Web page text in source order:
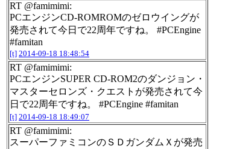
RT @famimimi:
PCエンジンCD-ROMROMのゼロウイングが
発売されて今日で22周年ですね。 #PCEngine
#famitan
[t] 2014-09-18 18:48:54
RT @famimimi:
PCエンジンSUPER CD-ROM2のダンジョン・
マスターセロンズ・クエストが発売されて今
日で22周年ですね。 #PCEngine #famitan
[t] 2014-09-18 18:49:07
RT @famimimi:
スーパーファミコンのＳＤガンダムＸが発売